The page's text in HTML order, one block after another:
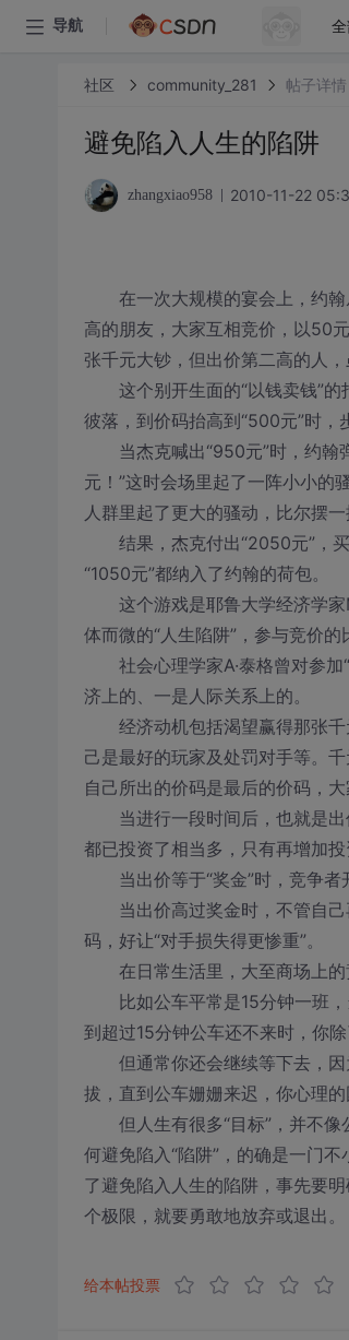
导航
社区 community_281 帖子详情
避免陷入人生的陷阱
zhangxiao958 2010-11-22
在一次大规模的宴会上，约翰
高的朋友，大家互相竞价，以50
张千元大钞，但出价第二高的人
这个别开生面的“以钱卖钱”的
彼落，到价码抬高到“500元”时，
当杰克喊出“950元”时，约翰
元！”这时会场里起了一阵小小的
人群里起了更大的骚动，比尔摆
结果，杰克付出“2050元”，买
“1050元”都纳入了约翰的荷包。
这个游戏是耶鲁大学经济学家
体而微的“人生陷阱”，参与竞价
社会心理学家A·泰格曾对参加“
济上的、一是人际关系上的。
经济动机包括渴望赢得那张千
己是最好的玩家及处罚对手等。
自己所出的价码是最后的价码，
当进行一段时间后，也就是出
都已投资了相当多，只有再增加投
当出价等于“奖金”时，竞争者
当出价高过奖金时，不管自己
码，好让“对手损失得更惨重”。
在日常生活里，大至商场上的
比如公车平常是15分钟一班，
到超过15分钟公车还不来时，你
但通常你还会继续等下去，因
拔，直到公车姗姗来迟，你心理的
但人生有很多“目标”，并不像
何避免陷入“陷阱”，的确是一门
了避免陷入人生的陷阱，事先要
个极限，就要勇敢地放弃或退出。
给本帖投票